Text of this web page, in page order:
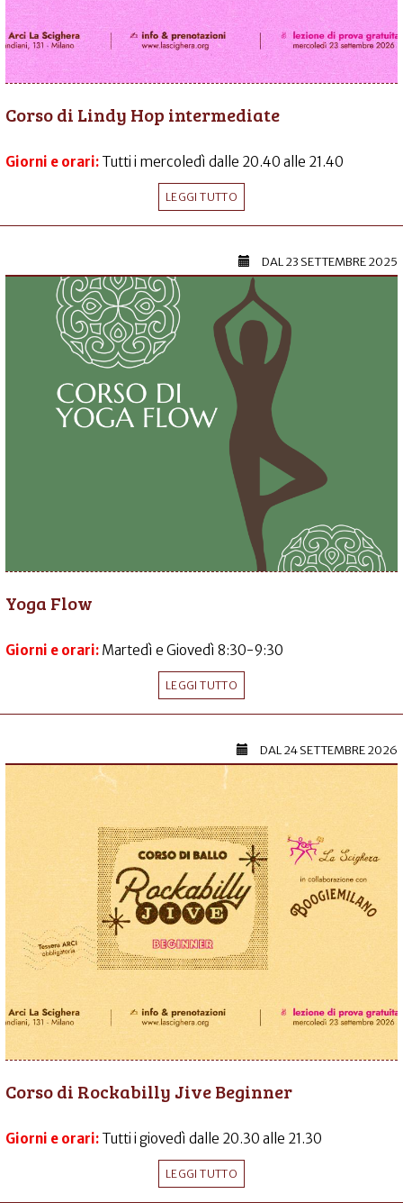
Corso di Lindy Hop intermediate
Giorni e orari: Tutti i mercoledì dalle 20.40 alle 21.40
LEGGI TUTTO
DAL23 SETTEMBRE 2025
Yoga Flow
Giorni e orari: Martedì e Giovedì 8:30-9:30
LEGGI TUTTO
DAL24 SETTEMBRE 2026
Corso di Rockabilly Jive Beginner
Giorni e orari: Tutti i giovedì dalle 20.30 alle 21.30
LEGGI TUTTO